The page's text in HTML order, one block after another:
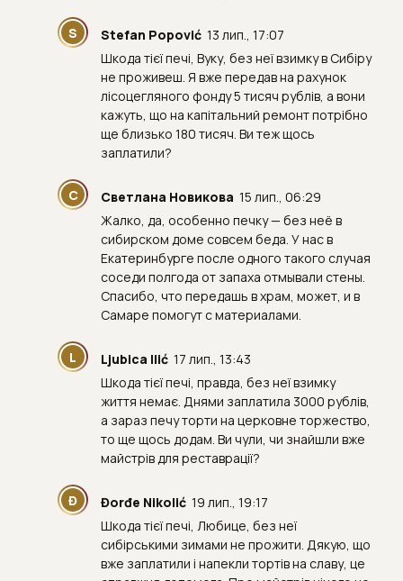
S Stefan Popović 13 лип., 17:07
Шкода тієї печі, Вуку, без неї взимку в Сибіру
не проживеш. Я вже передав на рахунок
лісоцегляного фонду 5 тисяч рублів, а вони
кажуть, що на капітальний ремонт потрібно
ще близько 180 тисяч. Ви теж щось
заплатили?
С Светлана Новикова 15 лип., 06:29
Жалко, да, особенно печку — без неё в
сибирском доме совсем беда. У нас в
Екатеринбурге после одного такого случая
соседи полгода от запаха отмывали стены.
Спасибо, что передашь в храм, может, и в
Самаре помогут с материалами.
L Ljubica Ilić 17 лип., 13:43
Шкода тієї печі, правда, без неї взимку
життя немає. Днями заплатила 3000 рублів,
а зараз печу торти на церковне торжество,
то ще щось додам. Ви чули, чи знайшли вже
майстрів для реставрації?
Đ Đorđe Nikolić 19 лип., 19:17
Шкода тієї печі, Любице, без неї
сибірськими зимами не прожити. Дякую, що
вже заплатили і напекли тортів на славу, це